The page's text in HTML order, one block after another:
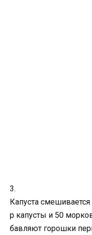
3.
Капуста
р капусты и 50
бавляют горошки